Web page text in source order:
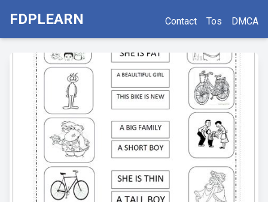
FDPLEARN Contact Tos DMCA